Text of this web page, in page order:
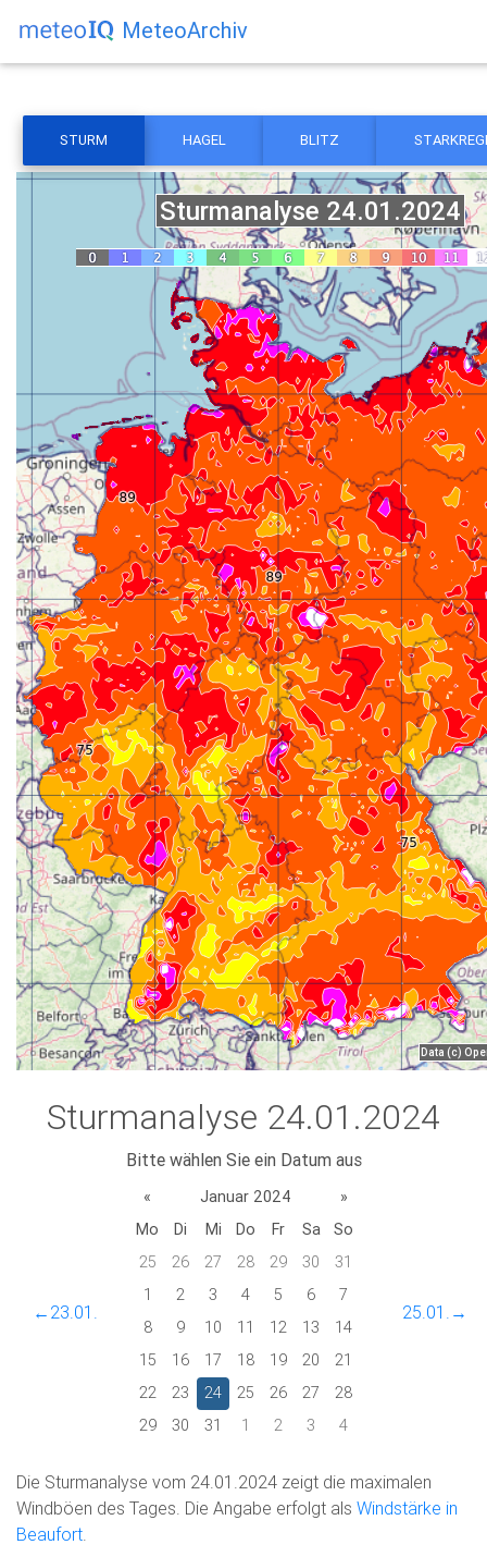
MeteoArchiv
STURM HAGEL BLITZ
Sturmanalyse 24.01.2024
Bitte wählen Sie ein Datum aus
←23.01.
« Januar 2024
»
Mo
Di Mi Do Fr Sa
So
25
26 27 28 29 30
31
1
2 3 4 5 6
7
8
9 10 11 12 13
14
15
16 17 18 19 20
21
22
23 24 25 26 27
28
29
30 31 1 2 3 4
25.01.→
Die Sturmanalyse vom 24.01.2024 zeigt die maximalen
Windböen des Tages. Die Angabe erfolgt als Windstärke in
Beaufort